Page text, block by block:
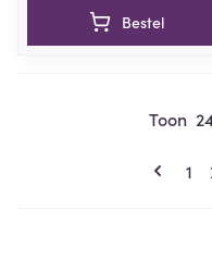
Bestel
U
1
Toon